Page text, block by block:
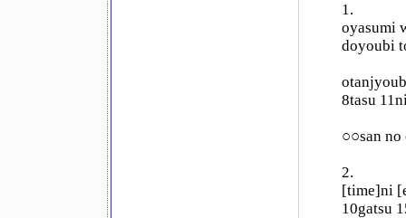
1.
oyasumi
doyoubi
8tasu
○○san
2.
[time]ni
10gatsu